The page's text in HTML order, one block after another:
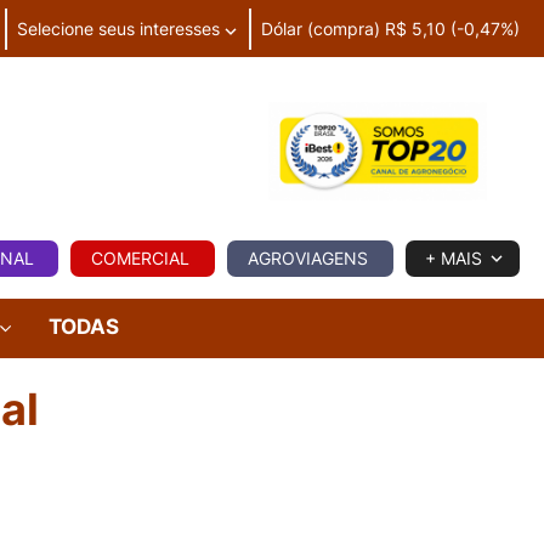
Selecione seus interesses Dólar (compra) R$ 5,10 (-0,47%)
COMERCIAL AGROVIAGENS + MAIS
TODAS